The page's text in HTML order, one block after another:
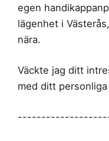
egen
lägenhet i
nära.
Väckte jag ditt
med ditt personliga